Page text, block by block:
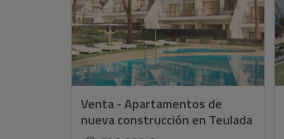
Venta - Apartamentos de
nueva construcción en Teulada